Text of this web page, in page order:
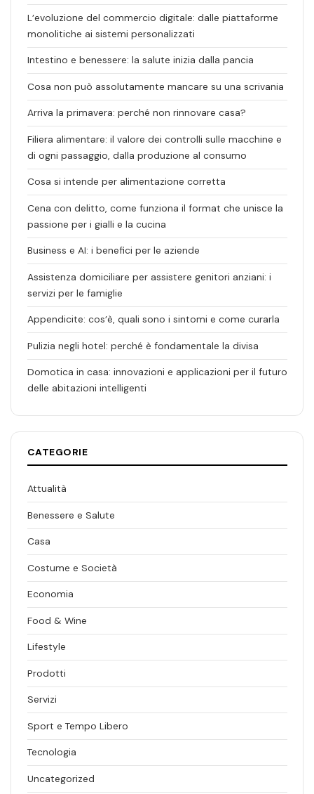
L’evoluzione del commercio digitale: dalle piattaforme
monolitiche ai sistemi personalizzati
Intestino e benessere: la salute inizia dalla pancia
Cosa non può assolutamente mancare su una scrivania
Arriva la primavera: perché non rinnovare casa?
Filiera alimentare: il valore dei controlli sulle macchine e
di ogni passaggio, dalla produzione al consumo
Cosa si intende per alimentazione corretta
Cena con delitto, come funziona il format che unisce la
passione per i gialli e la cucina
Business e AI: i benefici per le aziende
Assistenza domiciliare per assistere genitori anziani: i
servizi per le famiglie
Appendicite: cos’è, quali sono i sintomi e come curarla
Pulizia negli hotel: perché è fondamentale la divisa
Domotica in casa: innovazioni e applicazioni per il futuro
delle abitazioni intelligenti
CATEGORIE
Attualità
Benessere e Salute
Casa
Costume e Società
Economia
Food & Wine
Lifestyle
Prodotti
Servizi
Sport e Tempo Libero
Tecnologia
Uncategorized